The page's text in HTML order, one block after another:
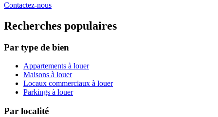
Contactez-nous
Recherches populaires
Par type de bien
Appartements à louer
Maisons à louer
Locaux commerciaux à louer
Parkings à louer
Par localité